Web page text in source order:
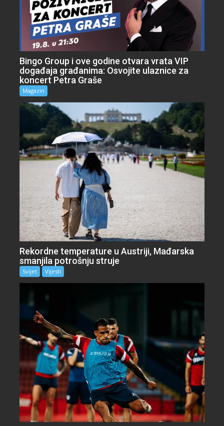
Bingo Group i ove godine otvara vrata VIP
događaja građanima: Osvojite ulaznice za
koncert Petra Graše
Magazin
Rekordne temperature u Austriji, Mađarska
smanjila potrošnju struje
Svijet Vijesti